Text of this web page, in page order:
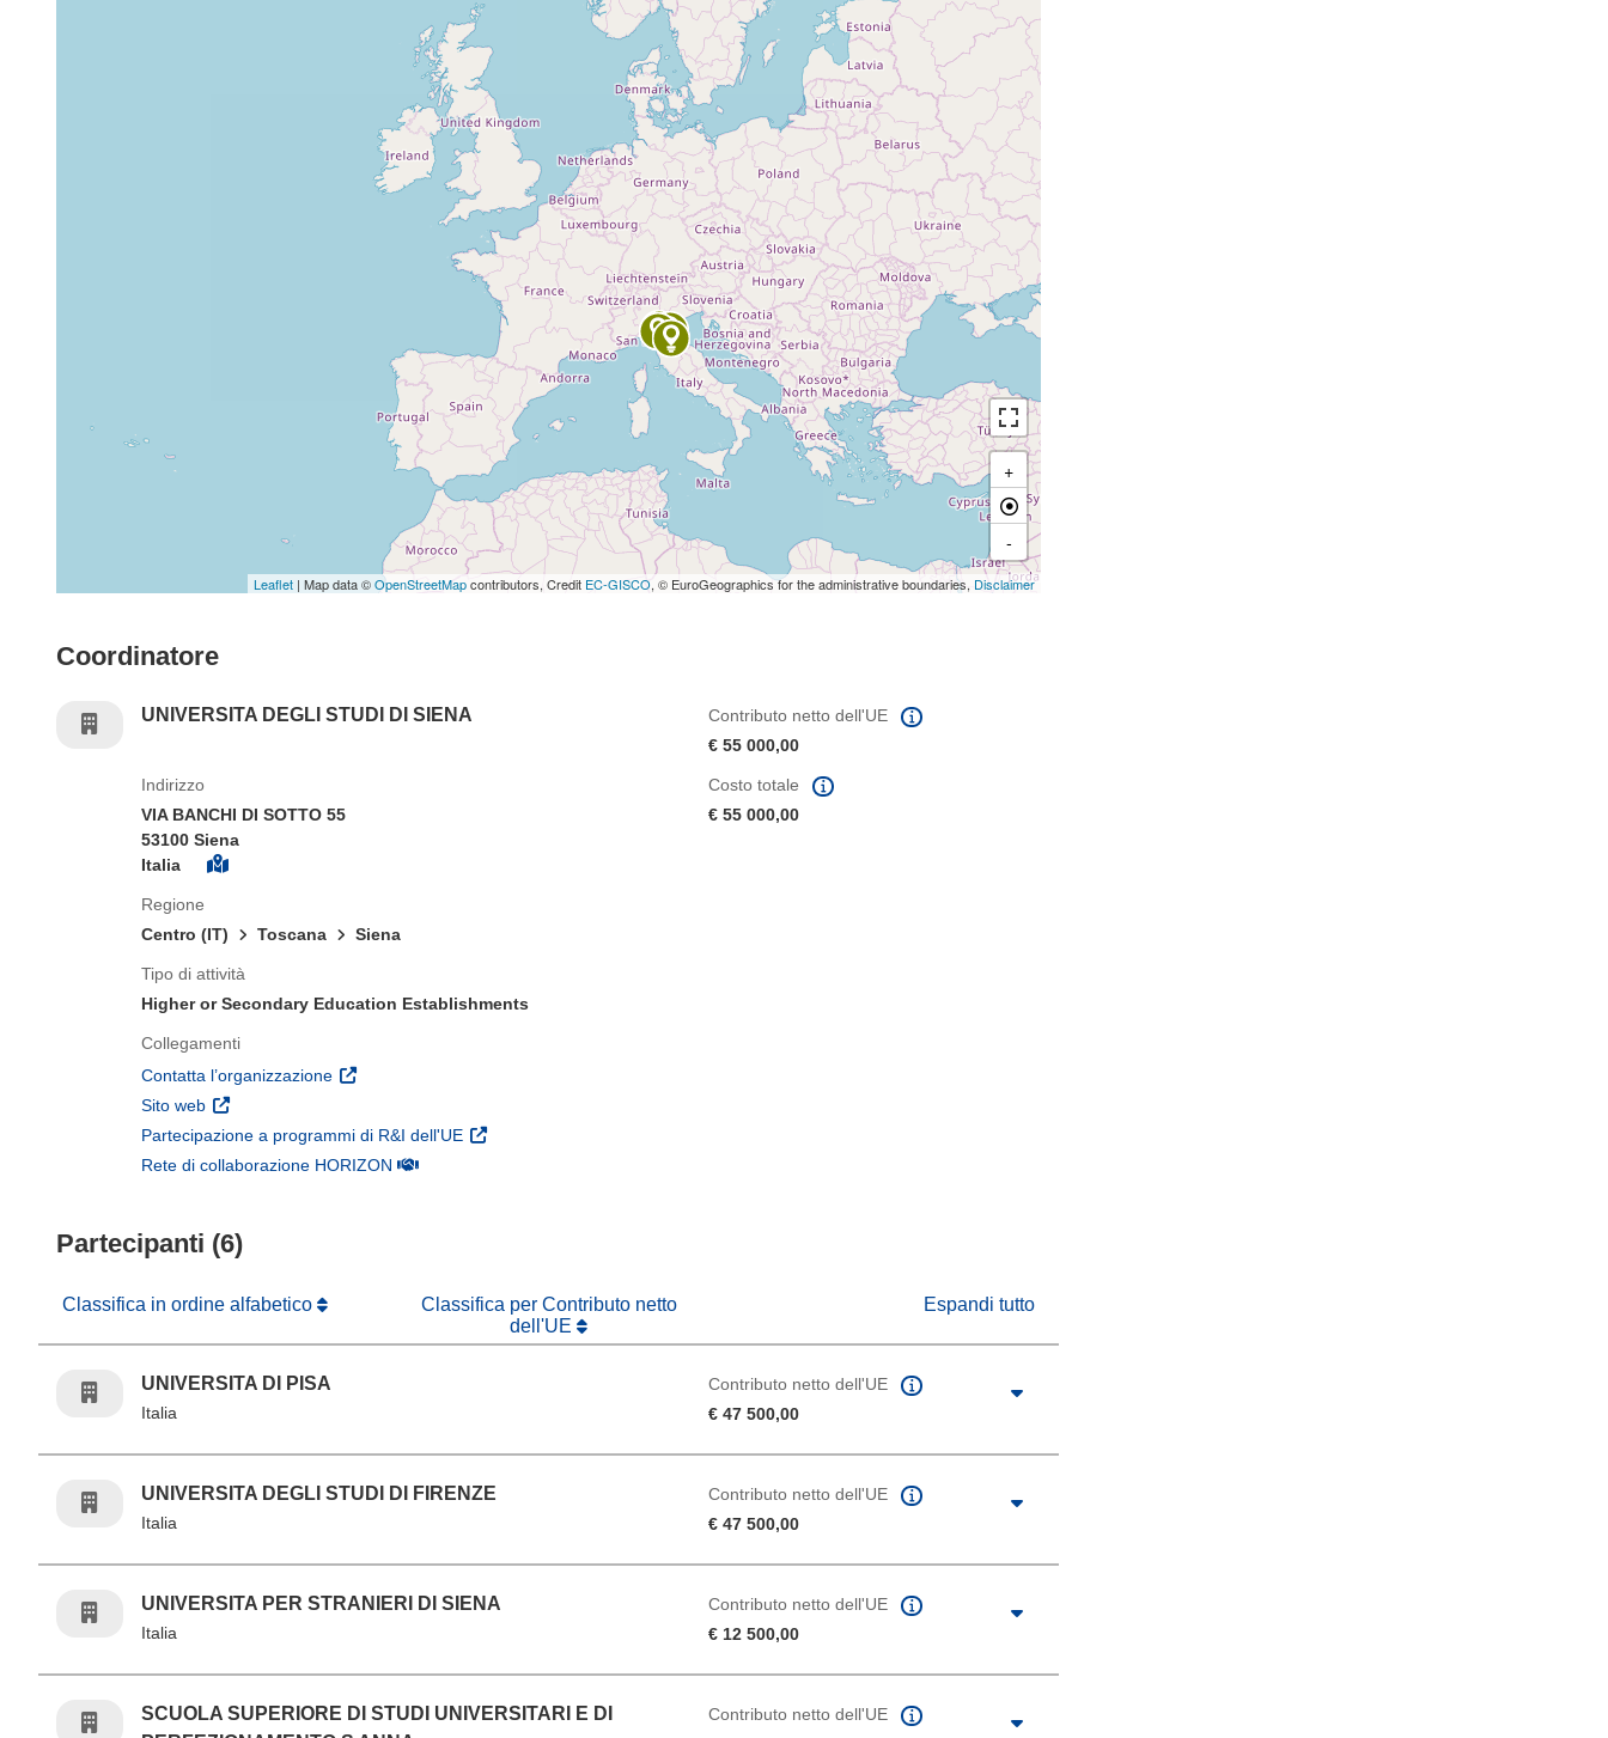
+
-
Leaflet | Map data ©OpenStreetMapcontributors, Credit EC-GISCO, © EuroGeographics for the administrative boundaries, Disclaimer
Coordinatore
UNIVERSITA DEGLI STUDI DI SIENA
Contributo netto dell'UE
€ 55 000,00
Indirizzo
VIA BANCHI DI SOTTO 55
53100 Siena
Italia
Regione
Centro (IT)
Toscana Siena
Tipo di attività
Higher or Secondary Education Establishments
Collegamenti
Contatta l’organizzazione (si apre in una nuova finestra)
Sito web (si apre in una nuova finestra)
Partecipazione a programmi di R&I dell'UE (si apre in una nuova finestra)
Rete di collaborazione HORIZON(si apre in una nuova finestra)
Costo totale
€ 55 000,00
Partecipanti (6)
Classifica in ordine alfabetico
Classifica per Contributo netto
dell'UE
Espandi tutto
UNIVERSITA DI PISA
Italia
Contributo netto dell'UE
€ 47 500,00
UNIVERSITA DEGLI STUDI DI FIRENZE
Italia
Contributo netto dell'UE
€ 47 500,00
UNIVERSITA PER STRANIERI DI SIENA
Italia
Contributo netto dell'UE
€ 12 500,00
SCUOLA SUPERIORE DI STUDI UNIVERSITARI E DI
Contributo netto dell'UE